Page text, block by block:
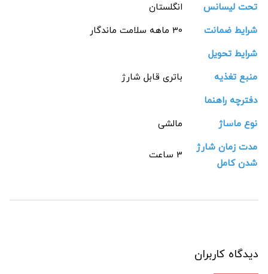
تحت لیسانس
انگلستان
شرایط ضمانت
30 ماهه سلامت ماندگار
شرایط تحویل
منبع تغذیه
باتری قابل شارژ
دفترچه راهنما
نوع ماساژ
مالشی
مدت زمان شارژ
شدن کامل
3 ساعت
دیدگاه کاربران